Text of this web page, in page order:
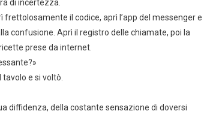
di incertezza.
il codice, aprì l’app del messenger e
confusione. Aprì il registro delle chiamate, poi la
prese da internet.
e si voltò.
diffidenza, della costante sensazione di doversi